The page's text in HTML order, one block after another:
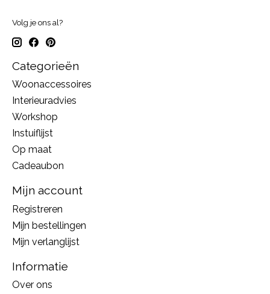
Volg je ons al?
Categorieën
Woonaccessoires
Interieuradvies
Workshop
Instuiflijst
Op maat
Cadeaubon
Mijn account
Registreren
Mijn bestellingen
Mijn verlanglijst
Informatie
Over ons